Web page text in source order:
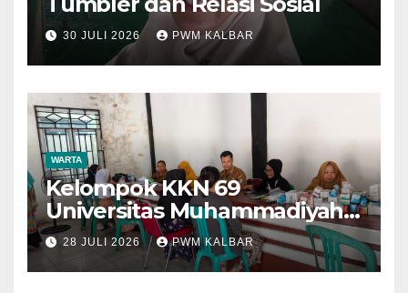
30 JULI 2026 PWM KALBAR
WARTA
Kelompok KKN 69
Universitas Muhammadiyah
Pontianak Dibagi Dua Tim,
Cat Bangunan dan Dampingi
Pelayanan Posyandu Lansia
28 JULI 2026 PWM KALBAR